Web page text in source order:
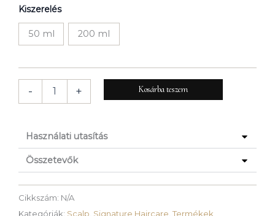
Kiszerelés
50 ml 200 ml
-
Scalp
Hydrating
Treatment
200g
mennyiség
+ Kosárba teszem
Használati utasítás
Összetevők
Cikkszám: N/A
Kategóriák: Scalp Signature Haircare ,Termékek